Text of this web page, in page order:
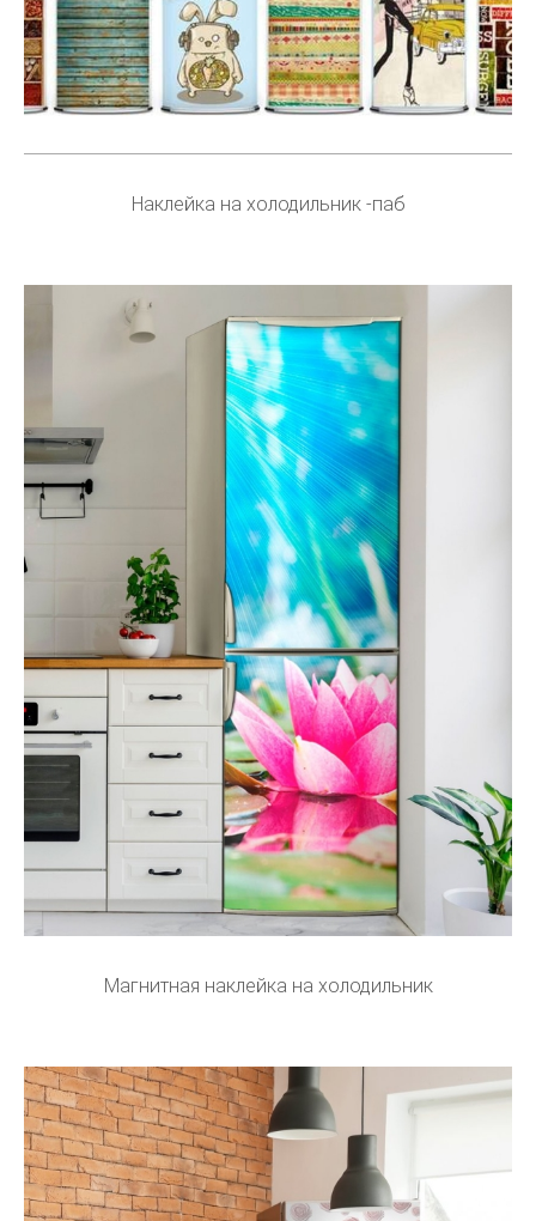
Наклейка на холодильник -паб
Магнитная наклейка на холодильник